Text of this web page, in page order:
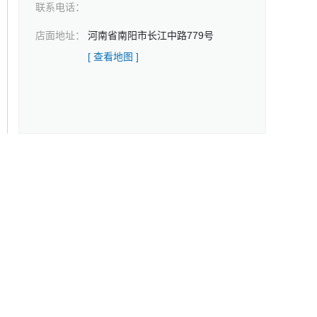
联系电话：
店面地址：
河南省南阳市长江中路779号
[ 查看地图 ]